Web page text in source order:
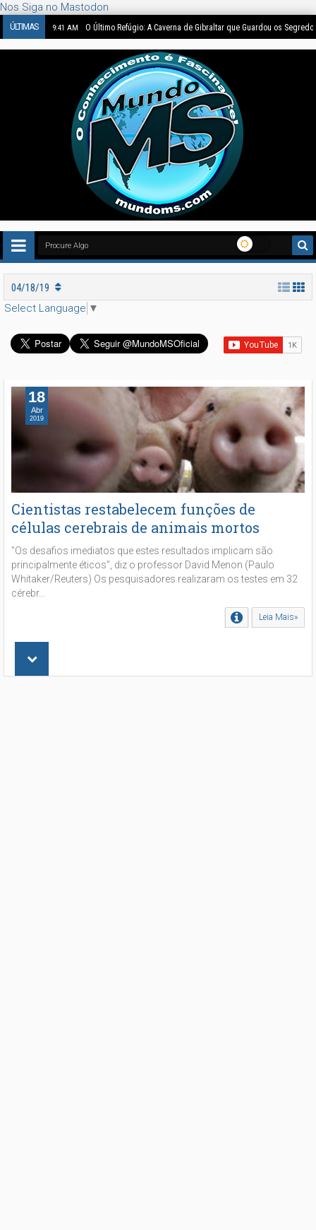
Nos Siga no Mastodon
ÚLTIMAS 9:41 AM O Último Refúgio: A Caverna de Gibraltar que Guardou os
04/18/19
Select Language ▼
Cientistas restabelecem funções de
células cerebrais de animais mortos
"Os desafios imediatos que estes resultados implicam são
principalmente éticos", diz o professor David Menon (Paulo
Whitaker/Reuters) Os pesquisadores realizaram os testes em 32
cérebr...
Leia Mais»
18
Abr
2019